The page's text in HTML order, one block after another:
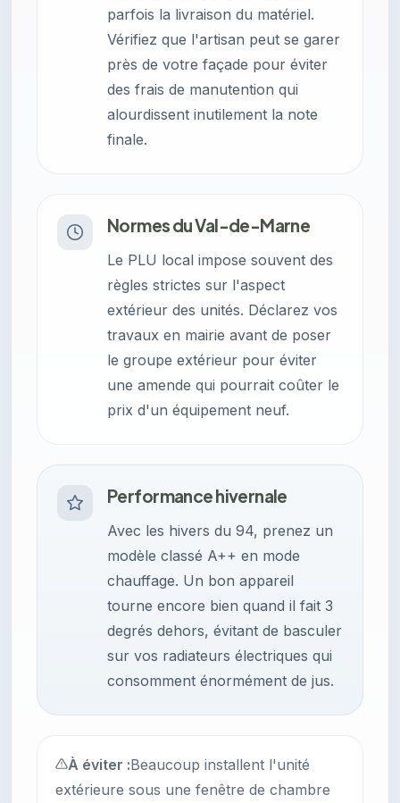
parfois la livraison du matériel.
Vérifiez que l'artisan peut se garer
près de votre façade pour éviter
des frais de manutention qui
alourdissent inutilement la note
finale.
Normes du Val-de-Marne
Le PLU local impose souvent des
règles strictes sur l'aspect
extérieur des unités. Déclarez vos
travaux en mairie avant de poser
le groupe extérieur pour éviter
une amende qui pourrait coûter le
prix d'un équipement neuf.
Performance hivernale
Avec les hivers du 94, prenez un
modèle classé A++ en mode
chauffage. Un bon appareil
tourne encore bien quand il fait 3
degrés dehors, évitant de basculer
sur vos radiateurs électriques qui
consomment énormément de jus.
À éviter :Beaucoup installent l'unité
extérieure sous une fenêtre de chambre